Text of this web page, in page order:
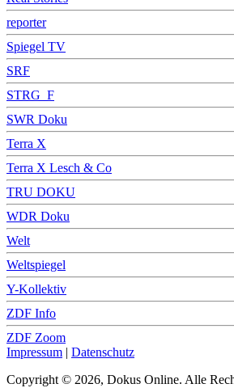
reporter
Spiegel TV
SRF
STRG_F
SWR Doku
Terra X
Terra X Lesch & Co
TRU DOKU
WDR Doku
Welt
Weltspiegel
Y-Kollektiv
ZDF Info
ZDF Zoom
Impressum | Datenschutz
Copyright © 2026, Dokus Online. Alle